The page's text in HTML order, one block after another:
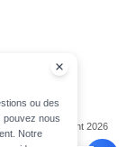
Site
Copyright 2026
ou des
pouvez nous
Notre